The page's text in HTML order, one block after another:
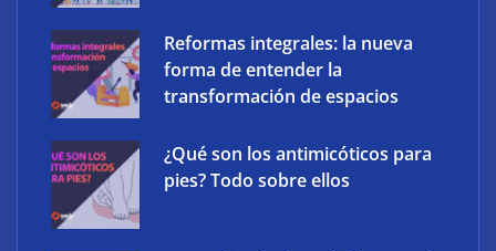
profesionales de la arquitectura
Reformas integrales: la nueva
forma de entender la
transformación de espacios
¿Qué son los antimicóticos para
pies? Todo sobre ellos